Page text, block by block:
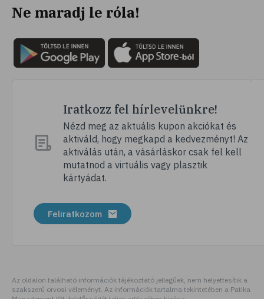
Ne maradj le róla!
Iratkozz fel hírlevelünkre!
Nézd meg az aktuális kupon akciókat és
aktiváld, hogy megkapd a kedvezményt! Az
aktiválás után, a vásárláskor csak fel kell
mutatnod a virtuális vagy plasztik
kártyádat.
Feliratkozom
Az oldalon található információk tájékoztató jellegűek, nem helyettesítik a
szakszerű orvosi véleményt. Az információk tartalma tekintetében a Patika